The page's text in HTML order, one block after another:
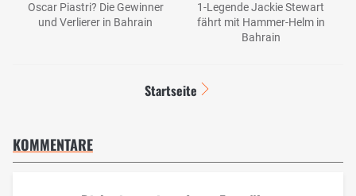
Oscar Piastri? Die Gewinner
und Verlierer in Bahrain
1-Legende Jackie Stewart
fährt mit Hammer-Helm in
Bahrain
Startseite
KOMMENTARE